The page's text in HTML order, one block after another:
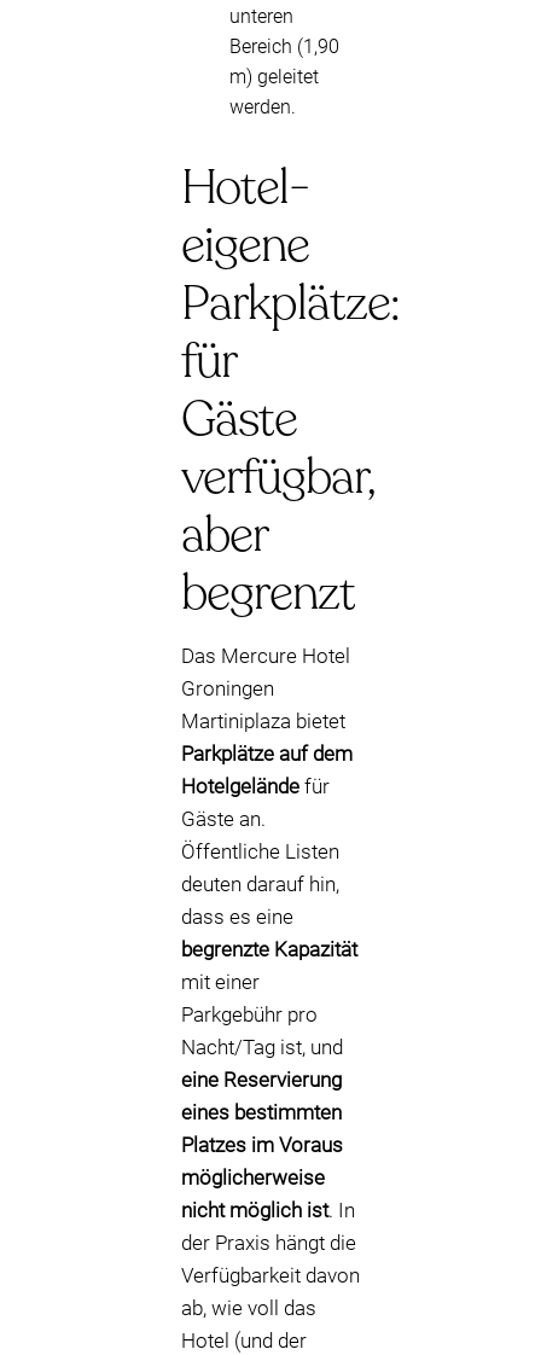
unteren
Bereich (1,90
m) geleitet
werden.
Hotel-
eigene
Parkplätze:
für
Gäste
verfügbar,
aber
begrenzt
Das Mercure Hotel
Groningen
Martiniplaza bietet
Parkplätze auf dem
Hotelgelände für
Gäste an.
Öffentliche Listen
deuten darauf hin,
dass es eine
begrenzte Kapazität
mit einer
Parkgebühr pro
Nacht/Tag ist, und
eine Reservierung
eines bestimmten
Platzes im Voraus
möglicherweise
nicht möglich ist. In
der Praxis hängt die
Verfügbarkeit davon
ab, wie voll das
Hotel (und der